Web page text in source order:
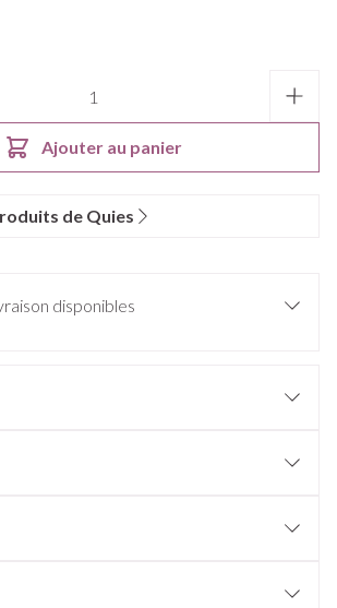
Ajouter au panier
de Quies
disponibles